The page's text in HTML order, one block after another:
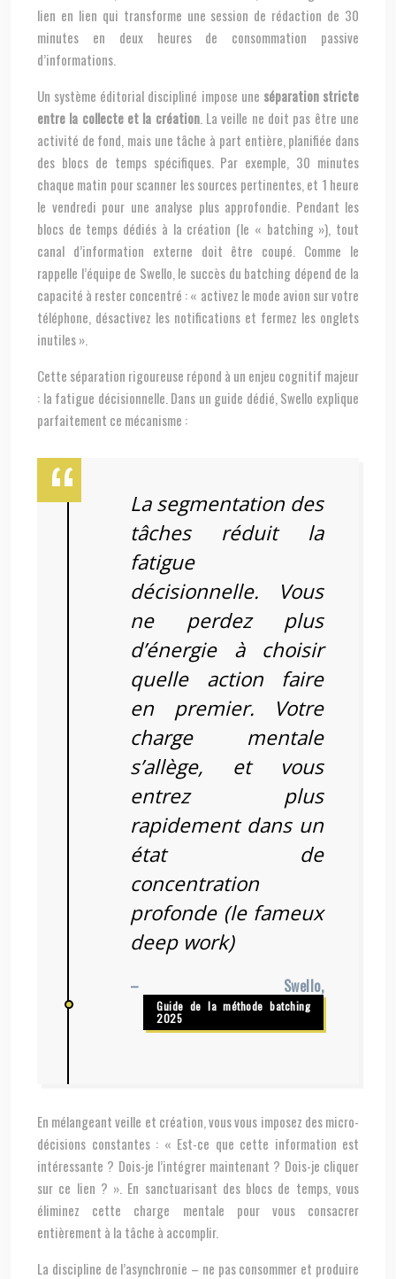
lien en lien qui transforme une session de rédaction de 30
minutes en deux heures de consommation passive
d’informations.
Un système éditorial discipliné impose une séparation stricte
entre la collecte et la création. La veille ne doit pas être une
activité de fond, mais une tâche à part entière, planifiée dans
des blocs de temps spécifiques. Par exemple, 30 minutes
chaque matin pour scanner les sources pertinentes, et 1 heure
le vendredi pour une analyse plus approfondie. Pendant les
blocs de temps dédiés à la création (le « batching »), tout
canal d’information externe doit être coupé. Comme le
rappelle l’équipe de Swello, le succès du batching dépend de la
capacité à rester concentré : « activez le mode avion sur votre
téléphone, désactivez les notifications et fermez les onglets
inutiles ».
Cette séparation rigoureuse répond à un enjeu cognitif majeur
: la fatigue décisionnelle. Dans un guide dédié, Swello explique
parfaitement ce mécanisme :
La segmentation des
tâches réduit la
fatigue
décisionnelle. Vous
ne perdez plus
d’énergie à choisir
quelle action faire
en premier. Votre
charge mentale
s’allège, et vous
entrez plus
rapidement dans un
état de
concentration
profonde (le fameux
deep work)
– Swello,
Guide de la méthode batching
2025
En mélangeant veille et création, vous vous imposez des micro-
décisions constantes : « Est-ce que cette information est
intéressante ? Dois-je l’intégrer maintenant ? Dois-je cliquer
sur ce lien ? ». En sanctuarisant des blocs de temps, vous
éliminez cette charge mentale pour vous consacrer
entièrement à la tâche à accomplir.
La discipline de l’asynchronie – ne pas consommer et produire